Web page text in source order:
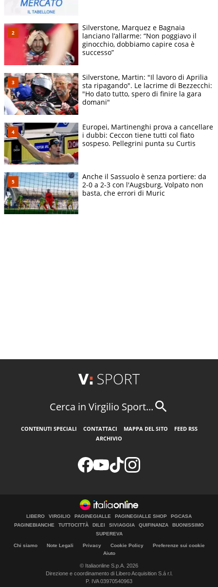
Silverstone, Marquez e Bagnaia
lanciano l’allarme: “Non poggiavo il
ginocchio, dobbiamo capire cosa è
successo”
Silverstone, Martin: "Il lavoro di Aprilia
sta ripagando". Le lacrime di Bezzecchi:
"Ho dato tutto, spero di finire la gara
domani"
Europei, Martinenghi prova a cancellare
i dubbi: Ceccon tiene tutti col fiato
sospeso. Pellegrini punta su Curtis
Anche il Sassuolo è senza portiere: da
2-0 a 2-3 con l'Augsburg, Volpato non
basta, che errori di Muric
Cerca in Virgilio Sport...
CONTENUTI SPECIALI CONTATTACI MAPPA DEL SITO
FEED RSS
ARCHIVIO
LIBERO VIRGILIO PAGINEGIALLE PAGINEGIALLE SHOP
PGCASA
PAGINEBIANCHE
TUTTOCITTÀ DILEI SIVIAGGIA QUIFINANZA
BUONISSIMO
SUPEREVA
Chi siamo Note Legali Privacy Cookie Policy
Preferenze sui cookie
Aiuto
© Italiaonline S.p.A. 2026
Direzione e coordinamento di Libero Acquisition S.á r.l.
P. IVA 03970540963